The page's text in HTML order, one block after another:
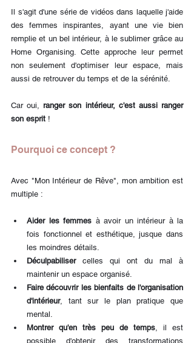
Il s'agit d'une série de vidéos dans laquelle j'aide
des femmes inspirantes, ayant une vie bien
remplie et un bel intérieur, à le sublimer grâce au
Home Organising. Cette approche leur permet
non seulement d'optimiser leur espace, mais
aussi de retrouver du temps et de la sérénité.
Car oui, ranger son intérieur, c'est aussi ranger
son esprit !
Pourquoi ce concept ?
Avec "Mon Intérieur de Rêve", mon ambition est
multiple :
Aider les femmes à avoir un intérieur à la
fois fonctionnel et esthétique, jusque dans
les moindres détails.
Déculpabiliser celles qui ont du mal à
maintenir un espace organisé.
Faire découvrir les bienfaits de l'organisation
d'intérieur, tant sur le plan pratique que
mental.
Montrer qu'en très peu de temps, il est
possible d'obtenir des transformations